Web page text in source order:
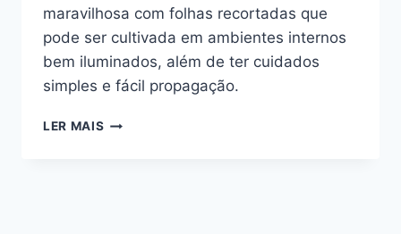
maravilhosa com folhas recortadas que
pode ser cultivada em ambientes internos
bem iluminados, além de ter cuidados
simples e fácil propagação.
LER MAIS MONSTERA